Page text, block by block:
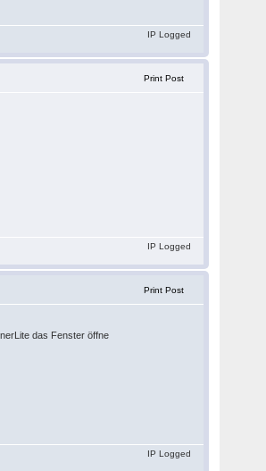
IP Logged
Print Post
IP Logged
Print Post
das Fenster öffne
IP Logged